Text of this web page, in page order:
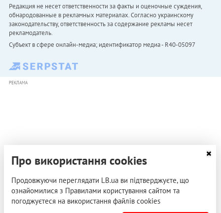
Редакция не несет ответственности за факты и оценочные суждения,
обнародованные в рекламных материалах. Согласно украинскому
законодательству, ответственность за содержание рекламы несет
рекламодатель.
Субъект в сфере онлайн-медиа; идентификатор медиа - R40-05097
РЕКЛАМА
Про використання cookies
Продовжуючи переглядати LB.ua ви підтверджуєте, що
ознайомилися з Правилами користування сайтом та
погоджуєтеся на використання файлів cookies